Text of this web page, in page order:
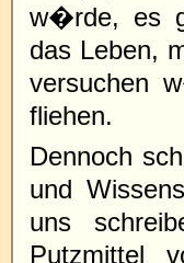
w�rde, es
das Leben,
versuchen
fliehen.
Dennoch
und
uns
Putzmittel